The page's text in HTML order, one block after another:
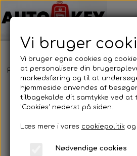
Forside Bilnøgler Volkswagen
Vi bruger
Vi bruger egne cookies og
at personalisere din
markedsføring og til at
hjemmeside anvendes af
tilbagekalde dit samtykke ved at
'Cookies' nederst på siden.
Læs mere i vores cookiepolitikog
Nødvendige cookies